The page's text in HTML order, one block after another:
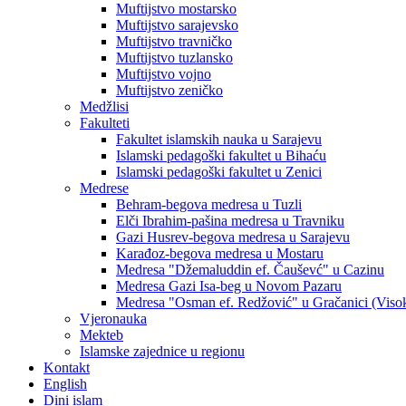
Muftijstvo mostarsko
Muftijstvo sarajevsko
Muftijstvo travničko
Muftijstvo tuzlansko
Muftijstvo vojno
Muftijstvo zeničko
Medžlisi
Fakulteti
Fakultet islamskih nauka u Sarajevu
Islamski pedagoški fakultet u Bihaću
Islamski pedagoški fakultet u Zenici
Medrese
Behram-begova medresa u Tuzli
Elči Ibrahim-pašina medresa u Travniku
Gazi Husrev-begova medresa u Sarajevu
Karađoz-begova medresa u Mostaru
Medresa "Džemaluddin ef. Čauševć" u Cazinu
Medresa Gazi Isa-beg u Novom Pazaru
Medresa "Osman ef. Redžović" u Gračanici
Vjeronauka
Mekteb
Islamske zajednice u regionu
Kontakt
English
Dini islam